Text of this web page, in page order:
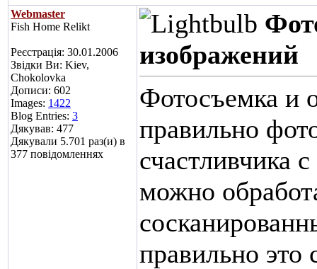
Webmaster
Fish Home Relikt
Реєстрація: 30.01.2006
Звідки Ви: Kiev,
Chokolovka
Дописи: 602
Images: 1422
Blog Entries: 3
Дякував: 477
Дякували 5.701 раз(и) в
377 повідомленнях
изображений
Фотосъемка и
правильно
счастливчика
можно
правильно это